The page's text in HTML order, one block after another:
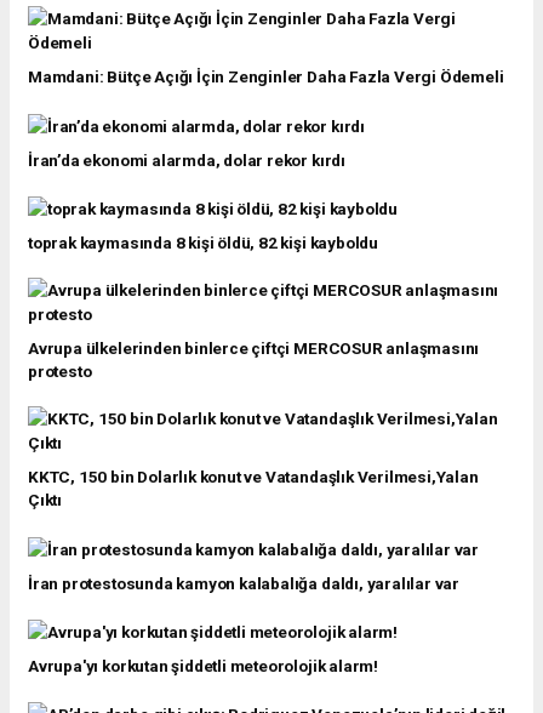
Mamdani: Bütçe Açığı İçin Zenginler Daha Fazla Vergi Ödemeli
İran’da ekonomi alarmda, dolar rekor kırdı
toprak kaymasında 8 kişi öldü, 82 kişi kayboldu
Avrupa ülkelerinden binlerce çiftçi MERCOSUR anlaşmasını
protesto
KKTC, 150 bin Dolarlık konut ve Vatandaşlık Verilmesi,Yalan
Çıktı
İran protestosunda kamyon kalabalığa daldı, yaralılar var
Avrupa'yı korkutan şiddetli meteorolojik alarm!